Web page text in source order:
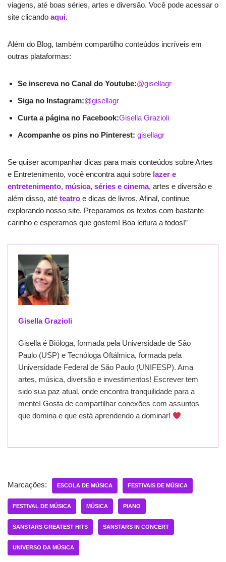
viagens, até boas séries, artes e diversão. Você pode acessar o
site clicando aqui.
Além do Blog, também compartilho conteúdos incríveis em
outras plataformas:
Se inscreva no Canal do Youtube:@gisellagr
Siga no Instagram:@gisellagr
Curta a página no Facebook:Gisella Grazioli
Acompanhe os pins no Pinterest: gisellagr
Se quiser acompanhar dicas para mais conteúdos sobre Artes
e Entretenimento, você encontra aqui sobre lazer e
entretenimento, música, séries e cinema, artes e diversão e
além disso, até teatro e dicas de livros. Afinal, continue
explorando nosso site. Preparamos os textos com bastante
carinho e esperamos que gostem! Boa leitura a todos!”
Gisella Grazioli
Gisella é Bióloga, formada pela Universidade de São
Paulo (USP) e Tecnóloga Oftálmica, formada pela
Universidade Federal de São Paulo (UNIFESP). Ama
artes, música, diversão e investimentos! Escrever tem
sido sua paz atual, onde encontra tranquilidade para a
mente! Gosta de compartilhar conexões com assuntos
que domina e que está aprendendo a dominar!
Marcações: ESCOLA DE MÚSICA FESTIVAIS DE MÚSICA
FESTIVAL DE MÚSICA MÚSICA PIANO
SANSTARS GREATEST HITS SANSTARS IN CONCERT
UNIVERSO DA MÚSICA